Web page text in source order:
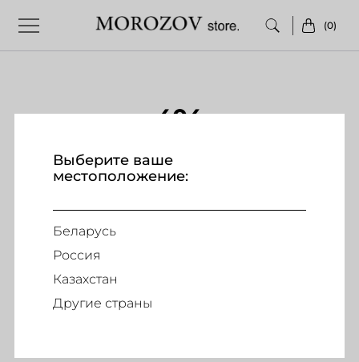
(0)
404
ПОДПИШИТЕСЬ НА НАШУ РАССЫЛКУ
Выберите ваше
местоположение:
Беларусь
Россия
Казахстан
Другие страны